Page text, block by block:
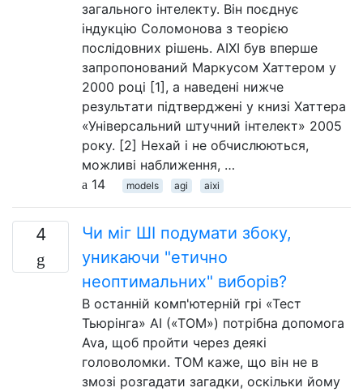
загального інтелекту. Він поєднує
індукцію Соломонова з теорією
послідовних рішень. AIXI був вперше
запропонований Маркусом Хаттером у
2000 році [1], а наведені нижче
результати підтверджені у книзі Хаттера
«Універсальний штучний інтелект» 2005
року. [2] Нехай і не обчислюються,
можливі наближення, …
14
models agi aixi
4
Чи міг ШІ подумати збоку,
уникаючи "етично
неоптимальних" виборів?
В останній комп'ютерній грі «Тест
Тьюрінга» AI («TOM») потрібна допомога
Ava, щоб пройти через деякі
головоломки. TOM каже, що він не в
змозі розгадати загадки, оскільки йому